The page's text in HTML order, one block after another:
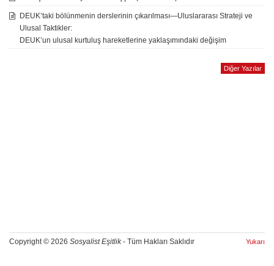
DEUK’taki bölünmenin derslerinin çıkarılması—Uluslararası Strateji ve
Ulusal Taktikler:
DEUK’un ulusal kurtuluş hareketlerine yaklaşımındaki değişim
Diğer Yazılar
Copyright © 2026 Sosyalist Eşitlik- Tüm Hakları Saklıdır Yukarı